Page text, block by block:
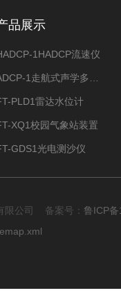
品展示
1HADCP流速仪
PLD1雷达水位计
XQ1校园气象站装置
GDS1光电测沙仪
限公司 备案号： 鲁ICP